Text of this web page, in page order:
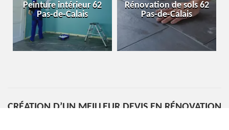
Peinture intérieur 62
Pas-de-Calais
Rénovation de sols 62
Pas-de-Calais
CRÉATION D’UN MEILLEUR DEVIS EN RÉNOVATION